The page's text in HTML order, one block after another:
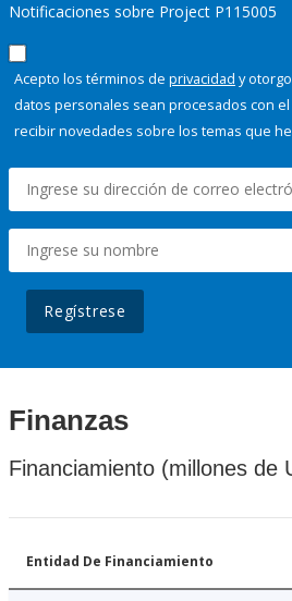
Notificaciones sobre Project P115005
Acepto los términos de privacidad y
datos personales sean procesados con
recibir novedades sobre los temas que
Regístrese
Finanzas
Financiamiento (millones de
Entidad De Financiamiento